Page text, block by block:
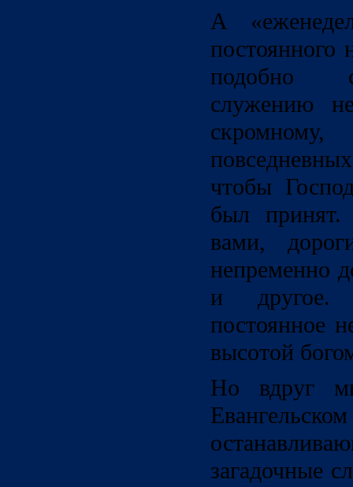
А
постоянного
подобно
служению
чтобы
был
вами,
непременно
и другое.
постоянное
высотой
Но вдруг
загадочные